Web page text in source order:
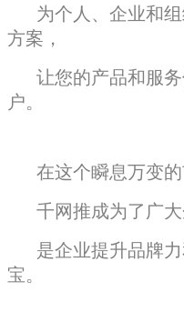
为个人、企业和
方案，
让您的产品和服
户。
在这个瞬息万变的
千网推成为了广
是企业提升品牌
宝。